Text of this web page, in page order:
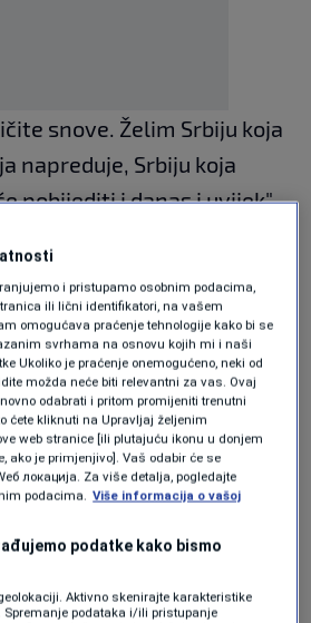
snove. Želim Srbiju koja
napreduje, Srbiju koja
pobijediti i danas i uvijek",
održava veliki studentski protest.
u 16 sati ispred Skupštine Srbije,
građana započeti nekoliko sati
u Beogradu.
pad s vlasti
javnosti. Vučić je više puta tvrdio
da obavještajne službe imaju
incidentima te da će država
revolucije".
i pristupamo osobnim podacima,
ili lični identifikatori, na vašem
omogućava praćenje tehnologije kako bi se
svrhama na osnovu kojih mi i naši
Ukoliko je praćenje onemogućeno, neki od
možda neće biti relevantni za vas. Ovaj
odabrati i pritom promijeniti trenutni
ćete kliknuti na Upravljaj željenim
web stranice [ili plutajuću ikonu u donjem
ako je primjenjivo]. Vaš odabir će se
локација. Za više detalja, pogledajte
podacima. Više informacija o vašoj
podatke kako bismo
Aktivno skenirajte karakteristike
podataka i/ili pristupanje